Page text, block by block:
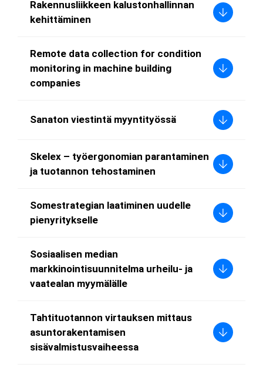
Rakennusliikkeen kalustonhallinnan
kehittäminen
Remote data collection for condition
monitoring in machine building
companies
Sanaton viestintä myyntityössä
Skelex – työergonomian parantaminen
ja tuotannon tehostaminen
Somestrategian laatiminen uudelle
pienyritykselle
Sosiaalisen median
markkinointisuunnitelma urheilu- ja
vaatealan myymälälle
Tahtituotannon virtauksen mittaus
asuntorakentamisen
sisävalmistusvaiheessa